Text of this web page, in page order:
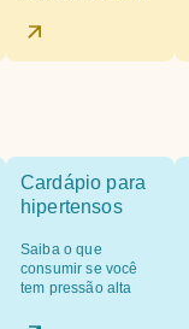
Cardápio para
hipertensos
Saiba o que
consumir se você
tem pressão alta